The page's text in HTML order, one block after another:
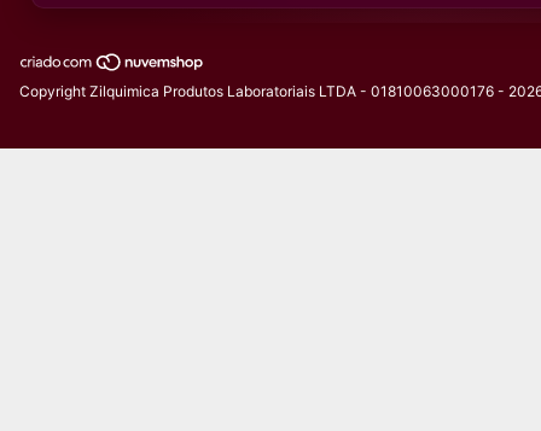
Copyright Zilquimica Produtos Laboratoriais LTDA - 01810063000176 -